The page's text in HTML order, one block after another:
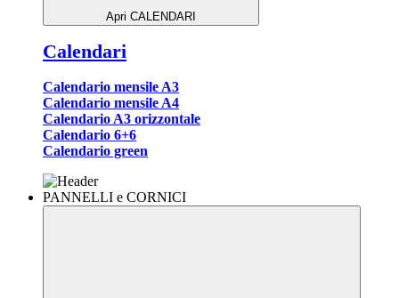
Apri CALENDARI
Calendari
Calendario mensile A3
Calendario mensile A4
Calendario A3 orizzontale
Calendario 6+6
Calendario green
PANNELLI e CORNICI